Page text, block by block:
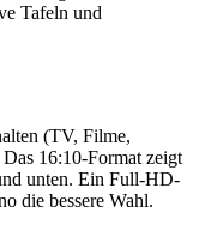
Tafeln und
(TV, Filme,
16:10-Format zeigt
unten. Ein Full-HD-
die bessere Wahl.